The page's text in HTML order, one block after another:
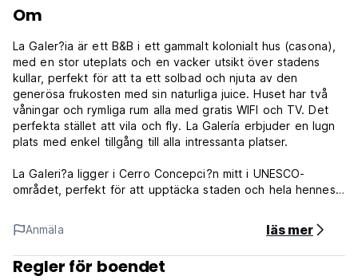
Om
La Galer?ia är ett B&B i ett gammalt kolonialt hus (casona),
med en stor uteplats och en vacker utsikt över stadens
kullar, perfekt för att ta ett solbad och njuta av den
generösa frukosten med sin naturliga juice. Huset har två
våningar och rymliga rum alla med gratis WIFI och TV. Det
perfekta stället att vila och fly. La Galería erbjuder en lugn
plats med enkel tillgång till alla intressanta platser.
La Galeri?a ligger i Cerro Concepci?n mitt i UNESCO-
området, perfekt för att upptäcka staden och hela hennes
museum. I denna mening är vi nära några av de viktigaste
attraktionerna i staden, såsom Ascensor Reina Victoria,
Plaza Victoria, Ascensor El Peral och Monumento a Los H?
roes de Iquique, bland andra viktiga landmärken i staden.
Anmäla läs mer
Regler för boendet